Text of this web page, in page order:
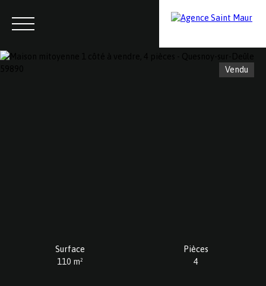
Vendu
Surface
110 m²
Pièces
4